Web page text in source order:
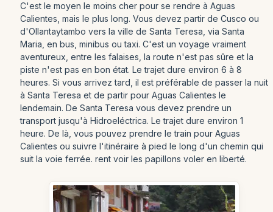
C'est le moyen le moins cher pour se rendre à Aguas
Calientes, mais le plus long. Vous devez partir de Cusco ou
d'Ollantaytambo vers la ville de Santa Teresa, via Santa
Maria, en bus, minibus ou taxi. C'est un voyage vraiment
aventureux, entre les falaises, la route n'est pas sûre et la
piste n'est pas en bon état. Le trajet dure environ 6 à 8
heures. Si vous arrivez tard, il est préférable de passer la nuit
à Santa Teresa et de partir pour Aguas Calientes le
lendemain. De Santa Teresa vous devez prendre un
transport jusqu'à Hidroeléctrica. Le trajet dure environ 1
heure. De là, vous pouvez prendre le train pour Aguas
Calientes ou suivre l'itinéraire à pied le long d'un chemin qui
suit la voie ferrée. rent voir les papillons voler en liberté.